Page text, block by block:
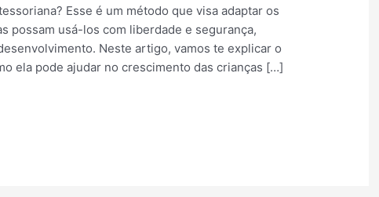
Esse é um método que visa adaptar os
possam usá-los com liberdade e segurança,
Neste artigo, vamos te explicar o
ela pode ajudar no crescimento das crianças […]